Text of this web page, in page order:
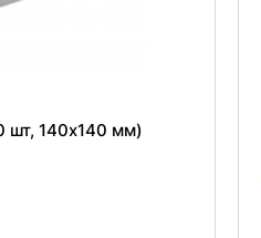
шт, 140x140 мм)